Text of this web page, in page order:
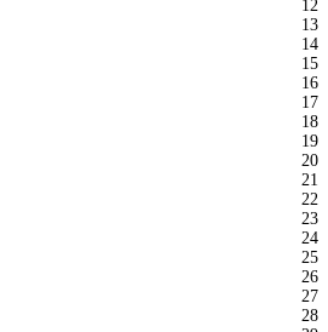
12
13
14
15
16
17
18
19
20
21
22
23
24
25
26
27
28